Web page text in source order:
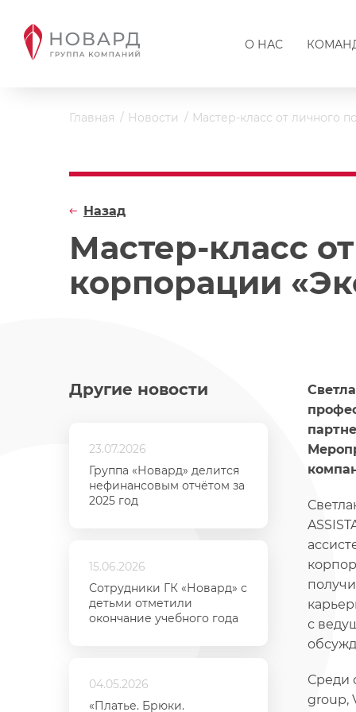
О НАС
Главная Новости Мастер-класс от личного
Мастер-класс
корпорации
Назад
Другие новости
23.07.2026
Группа «Новард» делится
нефинансовым отчётом за
2025 год
15.06.2026
Сотрудники ГК «Новард» с
детьми отметили
окончание учебного года
04.05.2026
«Платье. Брюки.
с
Среди
group,